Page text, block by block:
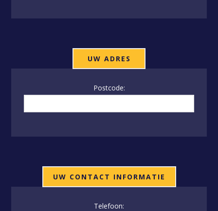
UW ADRES
Postcode:
UW CONTACT INFORMATIE
Telefoon: